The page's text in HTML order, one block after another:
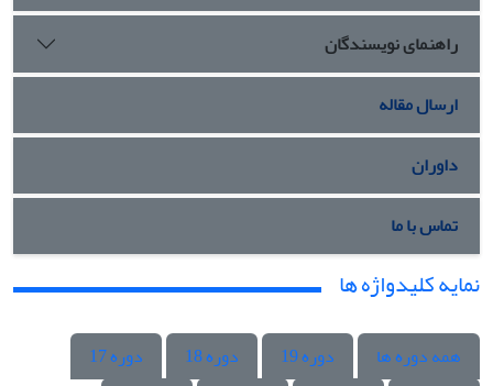
راهنمای نویسندگان
ارسال مقاله
داوران
تماس با ما
نمایه کلیدواژه ها
همه دوره ها دوره 19 دوره 18
دوره 17